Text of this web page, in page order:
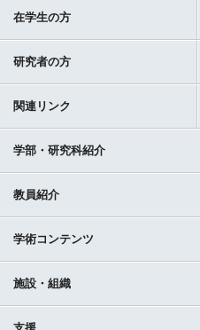
在学生の方
研究者の方
関連リンク
学部・研究科紹介
教員紹介
学術コンテンツ
施設・組織